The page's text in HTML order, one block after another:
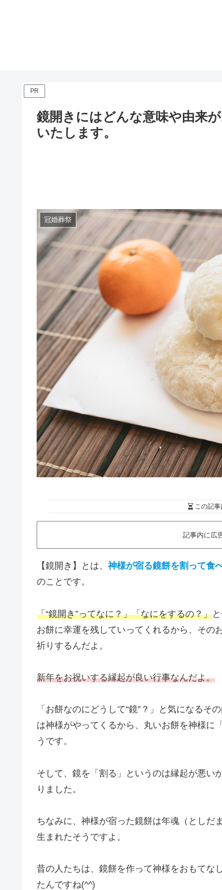
PR
鏡開きにはどんな意味や由来
いたします。
冠婚葬祭
この記事
記事内に広
【鏡開き】とは、 神様が宿る鏡餅を割って食
のことです。
「“鏡開き”ってなに？」「なにをするの？」
お餅に幸運を残していってくれるから、その
祈りするんだよ。
新年をお祝いする縁起が良い行事なんだよ。
「お餅なのにどうして“鏡”？」と気になる
は神様がやってくるから、丸いお餅を神様に
うです。
そして、鏡を「割る」というのは縁起が悪い
りました。
ちなみに、神様が宿った鏡餅は年魂（としだ
生まれたそうですよ。
昔の人たちは、鏡餅を作って神様をおもてな
たんですね(^^)